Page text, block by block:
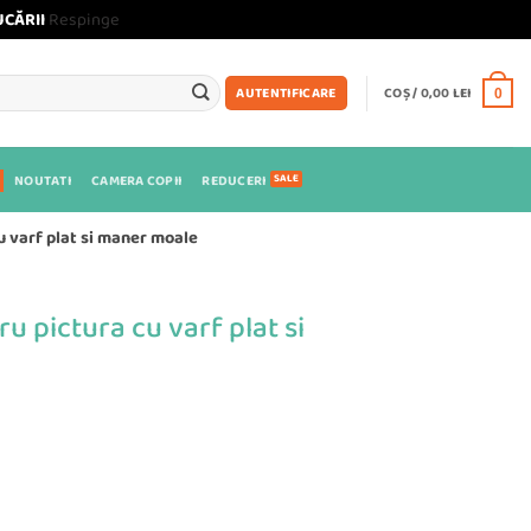
Respinge
AUTENTIFICARE COȘ /0,00LEI 0
NOUTATI CAMERA COPII REDUCERI
varf plat si maner moale
pictura cu varf plat si